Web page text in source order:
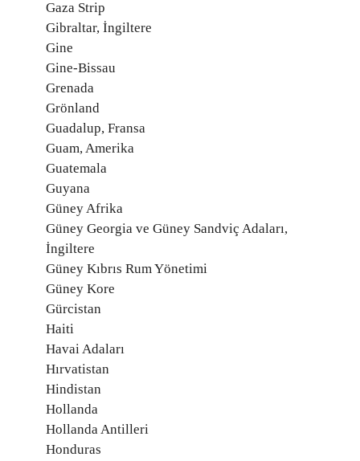
Gaza Strip
Gibraltar, İngiltere
Gine
Gine-Bissau
Grenada
Grönland
Guadalup, Fransa
Guam, Amerika
Guatemala
Guyana
Güney Afrika
Güney Georgia ve Güney Sandviç Adaları,
İngiltere
Güney Kıbrıs Rum Yönetimi
Güney Kore
Gürcistan
Haiti
Havai Adaları
Hırvatistan
Hindistan
Hollanda
Hollanda Antilleri
Honduras